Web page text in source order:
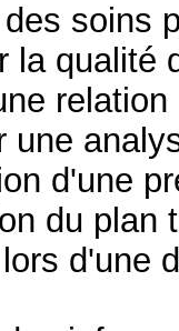
soins
la qualité
une
d'une
du plan
d'une